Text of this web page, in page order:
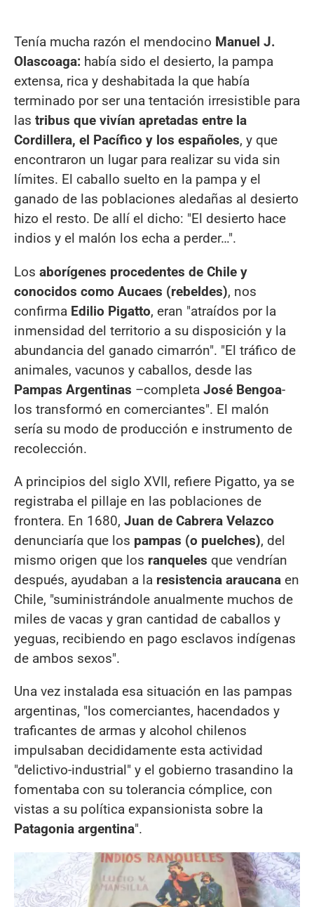
Tenía mucha razón el mendocino Manuel J.
Olascoaga: había sido el desierto, la pampa
extensa, rica y deshabitada la que había
terminado por ser una tentación irresistible para
las tribus que vivían apretadas entre la
Cordillera, el Pacífico y los españoles, y que
encontraron un lugar para realizar su vida sin
límites. El caballo suelto en la pampa y el
ganado de las poblaciones aledañas al desierto
hizo el resto. De allí el dicho: "El desierto hace
indios y el malón los echa a perder…".
Los aborígenes procedentes de Chile y
conocidos como Aucaes (rebeldes), nos
confirma Edilio Pigatto, eran "atraídos por la
inmensidad del territorio a su disposición y la
abundancia del ganado cimarrón". "El tráfico de
animales, vacunos y caballos, desde las
Pampas Argentinas –completa José Bengoa-
los transformó en comerciantes". El malón
sería su modo de producción e instrumento de
recolección.
A principios del siglo XVII, refiere Pigatto, ya se
registraba el pillaje en las poblaciones de
frontera. En 1680, Juan de Cabrera Velazco
denunciaría que los pampas (o puelches), del
mismo origen que los ranqueles que vendrían
después, ayudaban a la resistencia araucana en
Chile, "suministrándole anualmente muchos de
miles de vacas y gran cantidad de caballos y
yeguas, recibiendo en pago esclavos indígenas
de ambos sexos".
Una vez instalada esa situación en las pampas
argentinas, "los comerciantes, hacendados y
traficantes de armas y alcohol chilenos
impulsaban decididamente esta actividad
"delictivo-industrial" y el gobierno trasandino la
fomentaba con su tolerancia cómplice, con
vistas a su política expansionista sobre la
Patagonia argentina".